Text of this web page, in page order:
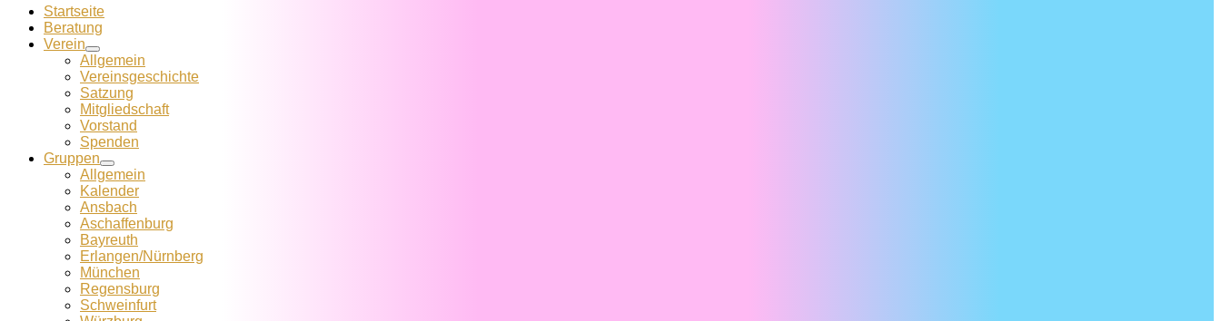
Startseite
Beratung
Verein
Allgemein
Vereins­geschichte
Satzung
Mitglied­schaft
Vorstand
Spenden
Gruppen
Allgemein
Kalender
Ansbach
Aschaffenburg
Bayreuth
Erlangen/Nürnberg
München
Regensburg
Schweinfurt